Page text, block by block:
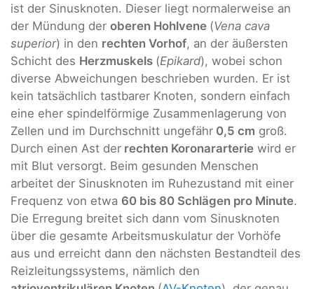
ist der Sinusknoten. Dieser liegt normalerweise an
der Mündung der oberen Hohlvene (Vena cava
superior) in den rechten Vorhof, an der äußersten
Schicht des Herzmuskels (Epikard), wobei schon
diverse Abweichungen beschrieben wurden. Er ist
kein tatsächlich tastbarer Knoten, sondern einfach
eine eher spindelförmige Zusammenlagerung von
Zellen und im Durchschnitt ungefähr 0,5 cm groß.
Durch einen Ast der rechten Koronararterie wird er
mit Blut versorgt. Beim gesunden Menschen
arbeitet der Sinusknoten im Ruhezustand mit einer
Frequenz von etwa 60 bis 80 Schlägen pro Minute.
Die Erregung breitet sich dann vom Sinusknoten
über die gesamte Arbeitsmuskulatur der Vorhöfe
aus und erreicht dann den nächsten Bestandteil des
Reizleitungssystems, nämlich den